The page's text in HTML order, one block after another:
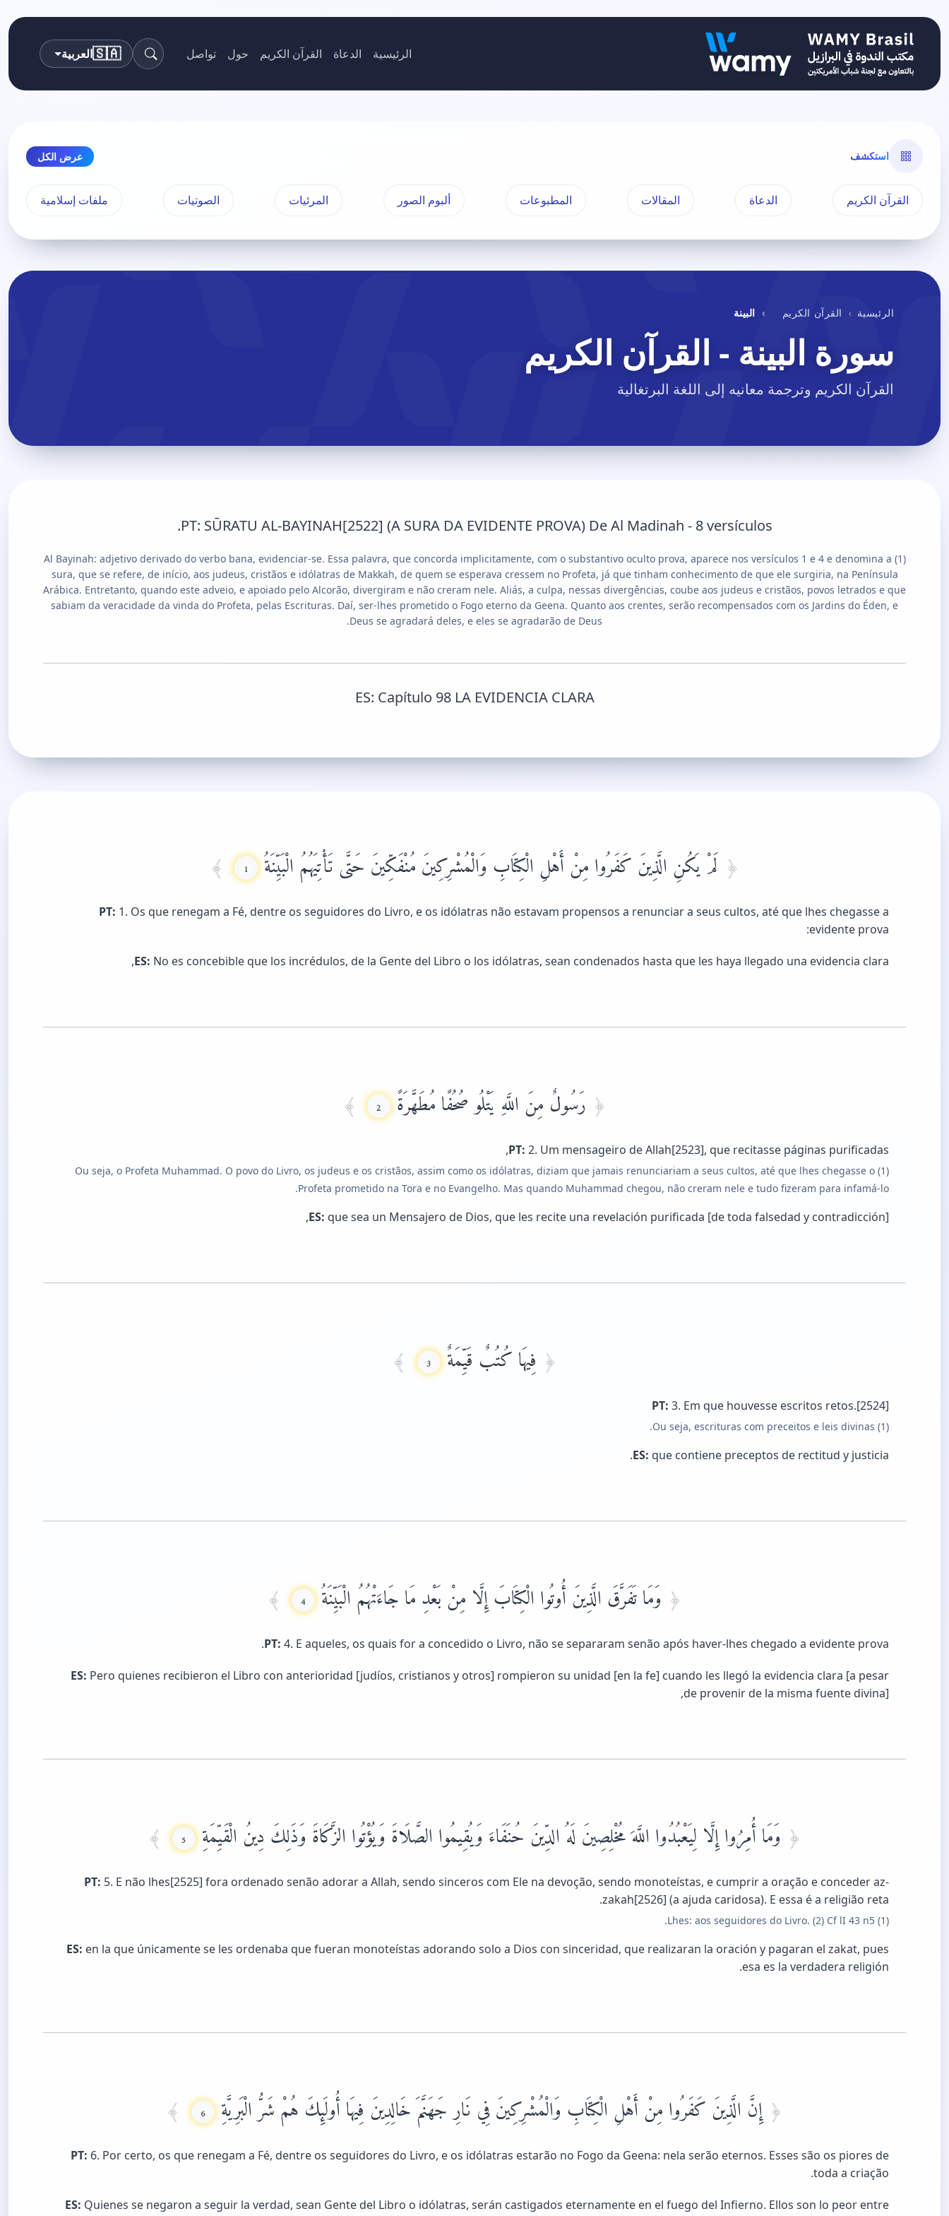
الرئيسية الدعاة القرآن الكريم حول تواصل بحث 🇸🇦العربية
استكشف عرض الكل
القرآن الكريم الدعاة المقالات المطبوعات ألبوم الصور المرئيات الصوتيات ملفات إسلامية
الرئيسية القرآن الكريم البينة
سورة البينة - القرآن الكريم
القرآن الكريم وترجمة معانيه إلى اللغة البرتغالية
PT: SŪRATU AL-BAYINAH[2522] (A SURA DA EVIDENTE PROVA) De Al Madinah - 8 versículos.
(1) Al Bayinah: adjetivo derivado do verbo bana, evidenciar-se. Essa palavra, que concorda implicitamente, com o substantivo oculto prova, aparece nos versículos 1 e 4 e denomina a
sura, que se refere, de início, aos judeus, cristãos e idólatras de Makkah, de quem se esperava cressem no Profeta, já que tinham conhecimento de que ele surgiria, na Península
Arábica. Entretanto, quando este adveio, e apoiado pelo Alcorão, divergiram e não creram nele. Aliás, a culpa, nessas divergências, coube aos judeus e cristãos, povos letrados e que
sabiam da veracidade da vinda do Profeta, pelas Escrituras. Daí, ser-lhes prometido o Fogo eterno da Geena. Quanto aos crentes, serão recompensados com os Jardins do Éden, e
Deus se agradará deles, e eles se agradarão de Deus.
ES: Capítulo 98 LA EVIDENCIA CLARA
لَمْ يَكُنِ الَّذِينَ كَفَرُوا مِنْ أَهْلِ الْكِتَابِ وَالْمُشْرِكِينَ مُنْفَكِّينَ حَتَّى تَأْتِيَهُمُ الْبَيِّنَةُ 1
PT: 1. Os que renegam a Fé, dentre os seguidores do Livro, e os idólatras não estavam propensos a renunciar a seus cultos, até que lhes chegasse a
evidente prova:
ES: No es concebible que los incrédulos, de la Gente del Libro o los idólatras, sean condenados hasta que les haya llegado una evidencia clara,
رَسُولٌ مِنَ اللَّهِ يَتْلُو صُحُفًا مُطَهَّرَةً 2
PT: 2. Um mensageiro de Allah[2523], que recitasse páginas purificadas,
(1) Ou seja, o Profeta Muhammad. O povo do Livro, os judeus e os cristãos, assim como os idólatras, diziam que jamais renunciariam a seus cultos, até que lhes chegasse o
Profeta prometido na Tora e no Evangelho. Mas quando Muhammad chegou, não creram nele e tudo fizeram para infamá-lo.
ES: que sea un Mensajero de Dios, que les recite una revelación purificada [de toda falsedad y contradicción],
فِيهَا كُتُبٌ قَيِّمَةٌ 3
PT: 3. Em que houvesse escritos retos.[2524]
(1) Ou seja, escrituras com preceitos e leis divinas.
ES: que contiene preceptos de rectitud y justicia.
وَمَا تَفَرَّقَ الَّذِينَ أُوتُوا الْكِتَابَ إِلَّا مِنْ بَعْدِ مَا جَاءَتْهُمُ الْبَيِّنَةُ 4
PT: 4. E aqueles, os quais for a concedido o Livro, não se separaram senão após haver-lhes chegado a evidente prova.
ES: Pero quienes recibieron el Libro con anterioridad [judíos, cristianos y otros] rompieron su unidad [en la fe] cuando les llegó la evidencia clara [a pesar
de provenir de la misma fuente divina],
وَمَا أُمِرُوا إِلَّا لِيَعْبُدُوا اللَّهَ مُخْلِصِينَ لَهُ الدِّينَ حُنَفَاءَ وَيُقِيمُوا الصَّلَاةَ وَيُؤْتُوا الزَّكَاةَ وَذَلِكَ دِينُ الْقَيِّمَةِ 5
PT: 5. E não lhes[2525] fora ordenado senão adorar a Allah, sendo sinceros com Ele na devoção, sendo monoteístas, e cumprir a oração e conceder az-
zakah[2526] (a ajuda caridosa). E essa é a religião reta.
(1) Lhes: aos seguidores do Livro. (2) Cf lI 43 n5.
ES: en la que únicamente se les ordenaba que fueran monoteístas adorando solo a Dios con sinceridad, que realizaran la oración y pagaran el zakat, pues
esa es la verdadera religión.
إِنَّ الَّذِينَ كَفَرُوا مِنْ أَهْلِ الْكِتَابِ وَالْمُشْرِكِينَ فِي نَارِ جَهَنَّمَ خَالِدِينَ فِيهَا أُولَئِكَ هُمْ شَرُّ الْبَرِيَّةِ 6
PT: 6. Por certo, os que renegam a Fé, dentre os seguidores do Livro, e os idólatras estarão no Fogo da Geena: nela serão eternos. Esses são os piores de
toda a criação.
ES: Quienes se negaron a seguir la verdad, sean Gente del Libro o idólatras, serán castigados eternamente en el fuego del Infierno. Ellos son lo peor entre